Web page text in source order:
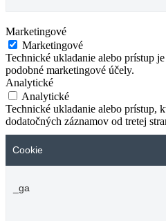
Marketingové
Marketingové
Technické ukladanie alebo prístup
podobné marketingové účely.
Analytické
Analytické
Technické ukladanie alebo prístup,
dodatočných záznamov od tretej
Cookie
_ga